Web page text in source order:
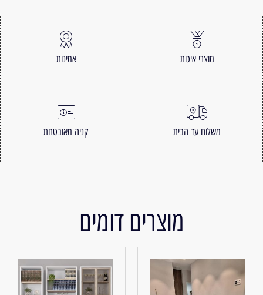
מוצרי איכות אמינות
משלוח עד הבית קניה מאובטחת
מוצרים דומים